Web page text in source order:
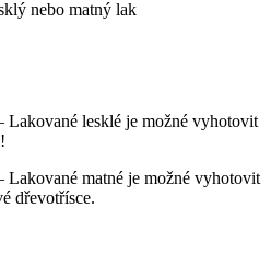
nebo matný lak
Lakované lesklé je možné vyhotovit
Lakované matné je možné vyhotovit
dřevotřísce.